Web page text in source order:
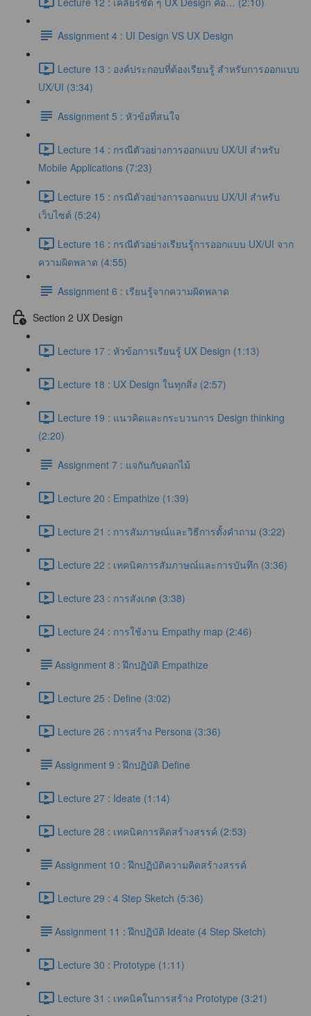
Assignment 4 : UI Design VS UX Design
Lecture 13 : องค์ประกอบที่ต้องเรียนรู้ สำหรับการออกแบบ
UX/UI (3:34)
Assignment 5 : หัวข้อที่สนใจ
Lecture 14 : กรณีตัวอย่างการออกแบบ UX/UI สำหรับ
Mobile Applications (7:23)
Lecture 15 : กรณีตัวอย่างการออกแบบ UX/UI สำหรับ
เว็บไซต์ (5:24)
Lecture 16 : กรณีตัวอย่างเรียนรู้การออกแบบ UX/UI จาก
ความผิดพลาด (4:55)
Assignment 6 : เรียนรู้จากความผิดพลาด
Section 2 UX Design
Lecture 17 : หัวข้อการเรียนรู้ UX Design (1:13)
Lecture 18 : UX Design ในทุกสิ่ง (2:57)
Lecture 19 : แนวคิดและกระบวนการ Design thinking
(2:20)
Assignment 7 : แจกันกับดอกไม้
Lecture 20 : Empathize (1:39)
Lecture 21 : การสัมภาษณ์และวิธีการตั้งคำถาม (3:22)
Lecture 22 : เทคนิคการสัมภาษณ์และการบันทึก (3:36)
Lecture 23 : การสังเกต (3:38)
Lecture 24 : การใช้งาน Empathy map (2:46)
​Assignment 8 : ฝึกปฏิบัติ Empathize
Lecture 25 : Define (3:02)
Lecture 26 : การสร้าง Persona (3:36)
​Assignment 9 : ฝึกปฏิบัติ Define
Lecture 27 : Ideate (1:14)
Lecture 28 : เทคนิคการคิดสร้างสรรค์ (2:53)
​Assignment 10 : ฝึกปฏิบัติความคิดสร้างสรรค์
Lecture 29 : 4 Step Sketch (5:36)
​Assignment 11 : ฝึกปฏิบัติ Ideate (4 Step Sketch)
Lecture 30 : Prototype (1:11)
Lecture 31 : เทคนิคในการสร้าง Prototype (3:21)